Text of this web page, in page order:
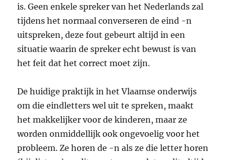
is. Geen enkele spreker van het Nederlands zal
tijdens het normaal converseren de eind -n
uitspreken, deze fout gebeurt altijd in een
situatie waarin de spreker echt bewust is van
het feit dat het correct moet zijn.
De huidige praktijk in het Vlaamse onderwijs
om die eindletters wel uit te spreken, maakt
het makkelijker voor de kinderen, maar ze
worden onmiddellijk ook ongevoelig voor het
probleem. Ze horen de -n als ze die letter horen